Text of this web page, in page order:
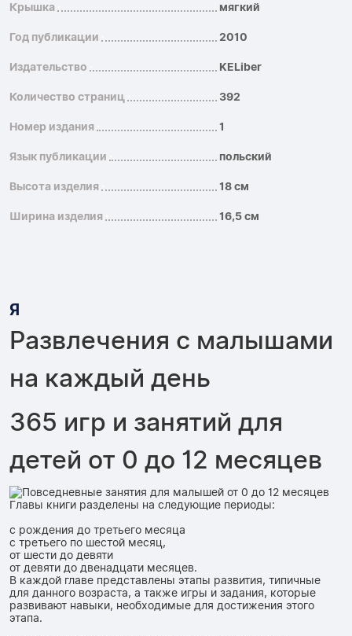
Крышка мягкий
Год публикации 2010
Издательство KELiber
Количество страниц 392
Номер издания 1
Язык публикации польский
Высота изделия 18 см
Ширина изделия 16,5 см
Я
Развлечения с малышами
на каждый день
365 игр и занятий для
детей от 0 до 12 месяцев
Главы книги разделены на следующие периоды:
с рождения до третьего месяца
с третьего по шестой месяц,
от шести до девяти
от девяти до двенадцати месяцев.
В каждой главе представлены этапы развития, типичные
для данного возраста, а также игры и задания, которые
развивают навыки, необходимые для достижения этого
этапа.